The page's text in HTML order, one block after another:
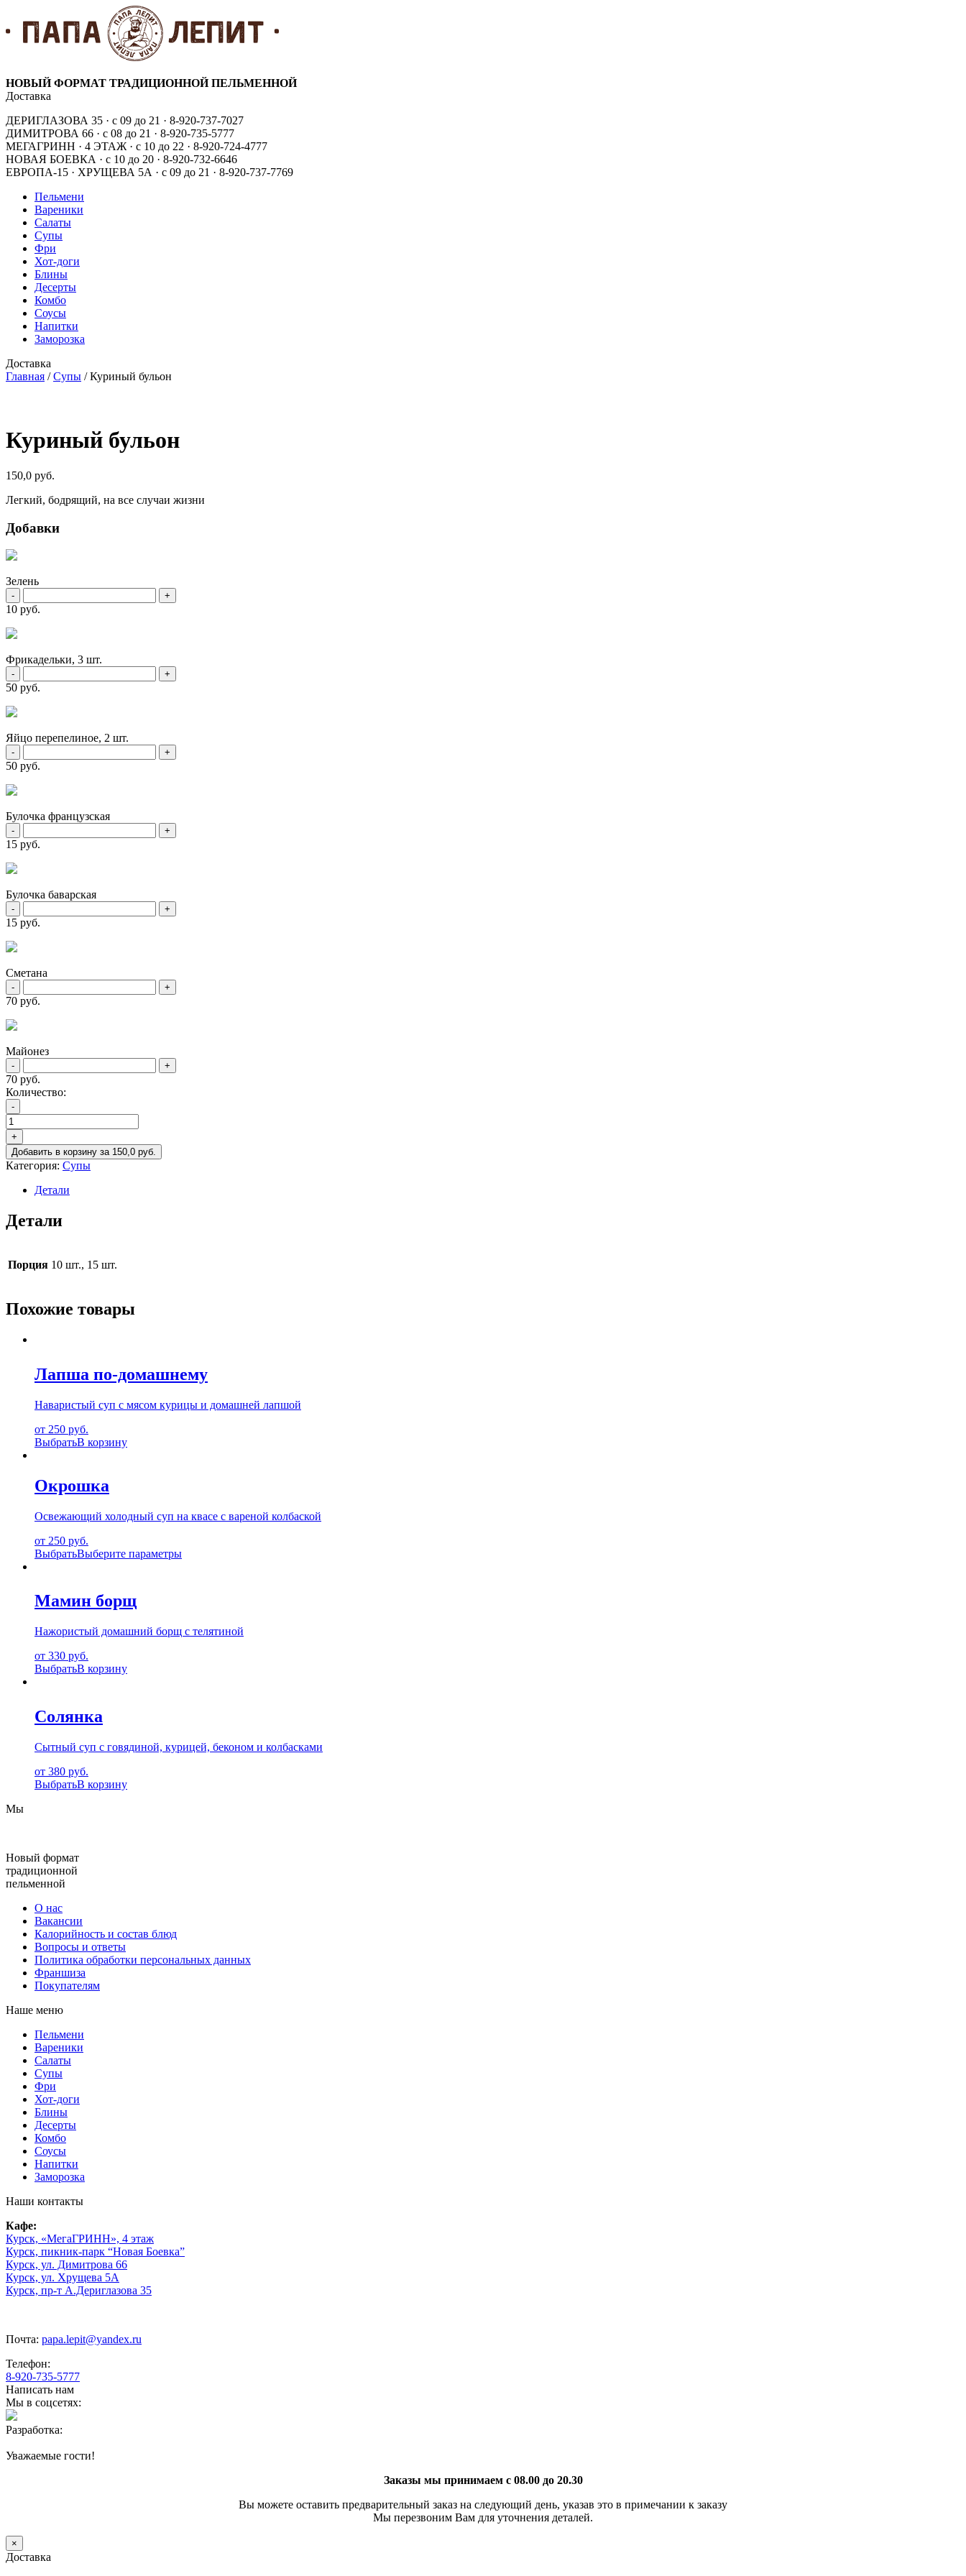
НОВЫЙ ФОРМАТ ТРАДИЦИОННОЙ ПЕЛЬМЕННОЙ
Доставка
ДЕРИГЛАЗОВА 35 · с 09 до 21 · 8-920-737-7027
ДИМИТРОВА 66 · с 08 до 21 · 8-920-735-5777
МЕГАГРИНН · 4 ЭТАЖ · с 10 до 22 · 8-920-724-4777
НОВАЯ БОЕВКА · с 10 до 20 · 8-920-732-6646
ЕВРОПА-15 · ХРУЩЕВА 5А · с 09 до 21 · 8-920-737-7769
Пельмени
Вареники
Салаты
Супы
Фри
Хот-доги
Блины
Десерты
Комбо
Соусы
Напитки
Заморозка
Доставка
Главная /Супы / Куриный бульон
Куриный бульон
150,0 руб.
Легкий, бодрящий, на все случаи жизни
Добавки
Зелень
- +
10 руб.
Фрикадельки, 3 шт.
- +
50 руб.
Яйцо перепелиное, 2 шт.
- +
50 руб.
Булочка французская
- +
15 руб.
Булочка баварская
- +
15 руб.
Сметана
- +
70 руб.
Майонез
- +
70 руб.
Количество:
Количество
товара
Куриный
бульон
-
+
Добавить в корзину за 150,0 руб.
Категория: Супы
Детали
Детали
Порция 10 шт., 15 шт.
Похожие товары
Лапша по-домашнему
Наваристый суп с мясом курицы и домашней лапшой
от 250 руб.
ВыбратьВ корзину
Окрошка
Освежающий холодный суп на квасе с вареной колбаской
от 250 руб.
ВыбратьВыберите параметры
Мамин борщ
Нажористый домашний борщ с телятиной
от 330 руб.
ВыбратьВ корзину
Солянка
Сытный суп с говядиной, курицей, беконом и колбасками
от 380 руб.
ВыбратьВ корзину
Мы
Новый формат
традиционной
пельменной
О нас
Вакансии
Калорийность и состав блюд
Вопросы и ответы
Политика обработки персональных данных
Франшиза
Покупателям
Наше меню
Пельмени
Вареники
Салаты
Супы
Фри
Хот-доги
Блины
Десерты
Комбо
Соусы
Напитки
Заморозка
Наши контакты
Кафе:
Курск, «МегаГРИНН», 4 этаж
Курск, пикник-парк “Новая Боевка”
Курск, ул. Димитрова 66
Курск, ул. Хрущева 5А
Курск, пр-т А.Дериглазова 35
Почта: papa.lepit@yandex.ru
Телефон:
8-920-735-5777
Написать нам
Мы в соцсетях:
Разработка:
Уважаемые гости!
Заказы мы принимаем с 08.00 до 20.30
Вы можете оставить предварительный заказ на следующий день, указав это в примечании к заказу
Мы перезвоним Вам для уточнения деталей.
×
Доставка